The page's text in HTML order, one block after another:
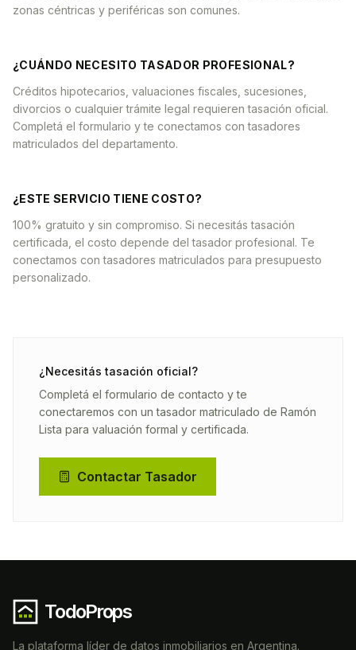
zonas céntricas y periféricas son comunes.
¿CUÁNDO NECESITO TASADOR PROFESIONAL?
Créditos hipotecarios, valuaciones fiscales, sucesiones,
divorcios o cualquier trámite legal requieren tasación oficial.
Completá el formulario y te conectamos con tasadores
matriculados del departamento.
¿ESTE SERVICIO TIENE COSTO?
100% gratuito y sin compromiso. Si necesitás tasación
certificada, el costo depende del tasador profesional. Te
conectamos con tasadores matriculados para presupuesto
personalizado.
¿Necesitás tasación oficial?
Completá el formulario de contacto y te
conectaremos con un tasador matriculado de Ramón
Lista para valuación formal y certificada.
Contactar Tasador
TodoProps
La plataforma líder de datos inmobiliarios en Argentina.